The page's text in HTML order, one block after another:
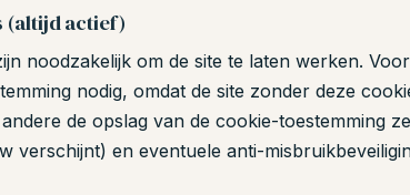
(altijd actief)
noodzakelijk om de site te laten werken.
nodig, omdat de site zonder deze
de opslag van de cookie-toestemming
verschijnt) en eventuele anti-